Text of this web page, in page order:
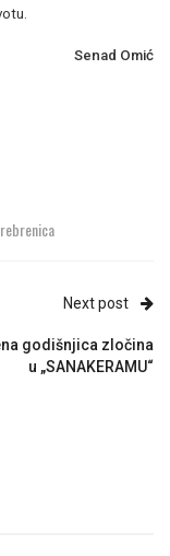
Senad Omić
Next post
godišnjica zločina
u „SANAKERAMU“